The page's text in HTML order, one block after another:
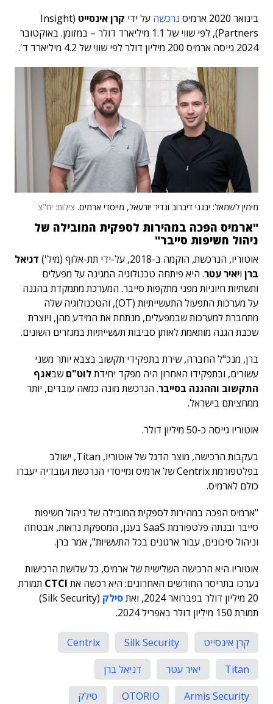
בינואר 2020 ארמיס
נרכשה על ידי קרן אינסייט (Insight
Partners), לפי שווי של 1.1 מיליארד דולר – במזומן. באוקטובר
2024 גייסה ארמיס 200 מיליון דולר לפי שווי של 4.2 מיליארד ד'.
מימין לשמאל: יבגני דיברוב ונדיר יזרעאל, מייסדי ארמיס. צילום: יח"צ
"ארמיס הפכה במהירות לספקית המובילה של
ניהול חשיפות סייבר"
אוטוריו, הנרכשת, הוקמה ב-2018, על-ידי תת-אלוף (מיל')
דניאל
ברן ויאיר עטר. היא פיתחה טכנולוגיה המגינה על מפעלים
ותשתיות חיוניות מפני מתקפות סייבר. המערכת מתמקדת בהגנה
על מערכות התפעול התעשייתיות (OT), והטכנולוגיה שלה
מתחברת למערכות שבמפעלים, מנתחת את המידע מהן, ויוצרת
שכבת הגנה מותאמת לאותן סביבות תעשייתיות במגזרים השונים.
ברן, מנכ"ל החברה, שירת בתפקידי תקשוב בצבא יותר משני
עשורים, ובתפקידו האחרון היה מפקד יחידתלוט"םשבאגף
התקשוב וההגנה בסייבר. הנרכשת מונה כמאה עובדים, יותר
ממחציתם בישראל.
אוטוריו גייסה כ-50 מיליון דולר.
בעקבות הרכישה, מוצר הדגל של אוטוריו, Titan, ישולב
בפלטפורמת Centrix של ארמיס ומייסדי הנרכשת ועובדיה יעברו
כולם לארמיס.
"ארמיס הפכה במהירות לספקית המובילה של ניהול חשיפות
סייבר ובנתה פלטפורמת SaaS בענן, המספקת נראות, אבטחה
וניהול סיכונים, עבור ארגונים בכל התעשיות", אמר ברן.
אוטוריו היא הרכישה השלישית של ארמיס, כל שלושת הרכישות
נערכו בתריסר החודשים האחרונים: היא רכשה את CTCI תמורת
20 מיליון דולר בפברואר 2024, ואת
סילק
(Silk Security)
תמורת 150 מיליון דולר באפריל 2024.
קרן אינסייט Silk Security
Centrix
Titan
יאיר עטר
דניאל ברן
Armis Security
OTORIO
סילק